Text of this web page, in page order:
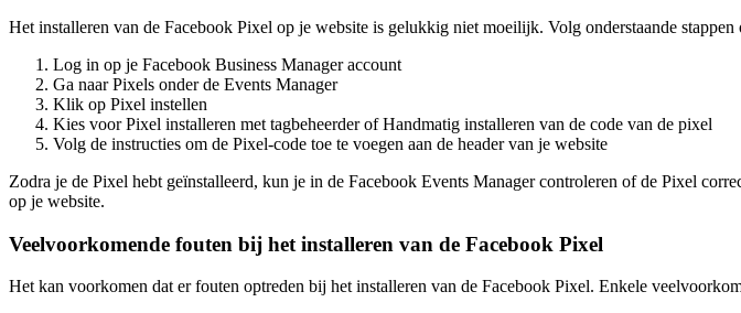
Het installeren van de Facebook Pixel op je website is gelukkig niet moeilijk. Volg onderstaande stappen
Log in op je Facebook Business Manager account
Ga naar Pixels onder de Events Manager
Klik op Pixel instellen
Kies voor Pixel installeren met tagbeheerder of Handmatig installeren van de code van de pixel
Volg de instructies om de Pixel-code toe te voegen aan de header van je website
Zodra je de Pixel hebt geïnstalleerd, kun je in de Facebook Events Manager controleren of de Pixel
op je website.
Veelvoorkomende fouten bij het installeren van de Facebook Pixel
Het kan voorkomen dat er fouten optreden bij het installeren van de Facebook Pixel. Enkele